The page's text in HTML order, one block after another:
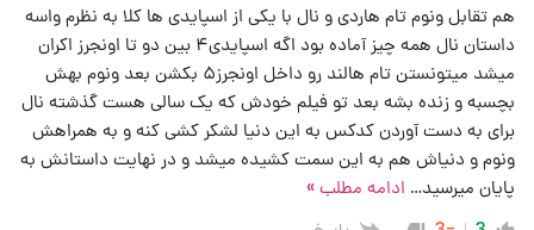
هم تقابل ونوم تام هاردی و نال با یکی از اسپایدی ها کلا به نظرم واسه
داستان نال همه چیز آماده بود اگه اسپایدی۴ بین دو تا اونجرز اکران
میشد میتونستن تام هالند رو داخل اونجرز۵ بکشن بعد ونوم بهش
بچسبه و زنده بشه بعد تو فیلم خودش که یک سالی هست گذشته نال
برای به دست آوردن کدکس به این دنیا لشکر کشی کنه و به همراهش
ونوم و دنیاش هم به این سمت کشیده میشد و در نهایت داستانش به
پایان میرسید… ادامه مطلب »